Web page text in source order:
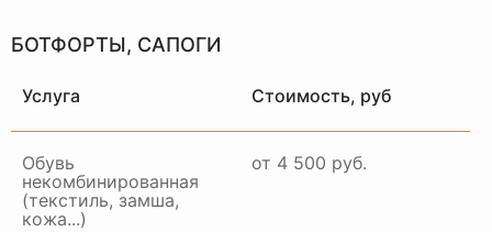
БОТФОРТЫ, САПОГИ
Услуга Стоимость, руб
Обувь
некомбинированная
(текстиль, замша,
кожа...)
от 4 500 руб.